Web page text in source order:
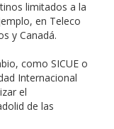
limitados a la
en Teleco
y Canadá.
como SICUE o
Internacional
el
de las